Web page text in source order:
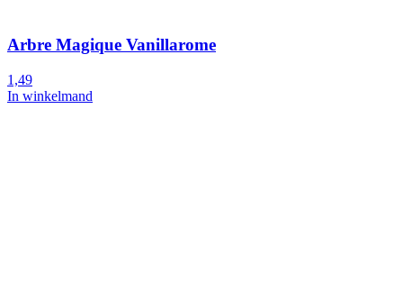
Arbre Magique Vanillarome
1,49
In winkelmand